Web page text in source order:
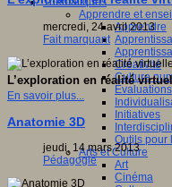
Apprendre et
Apprendre
Créativité
Culture
Evaluations
Initiatives
Outils pour
Arts et Culture
Art
Cinéma
mercredi, 24 avril 2013
Fait marquant
L’exploration en réalité
En savoir plus...
Anatomie 3D
jeudi, 14 mars 2013
Pédagogie